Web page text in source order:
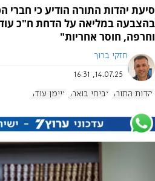
סיעת יהדות התורה הודיע כי חברי
בהצבעה במליאה על הדחת ח"כ
וחרפה, חוסר אחריות"
חזקי ברוך
14.07.25, 16:31
יהדות התורה אביחי בוארון איימן עודה